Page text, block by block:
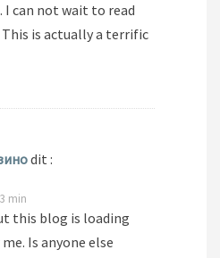
can not wait to read
is actually a terrific
dit :
min
this blog is loading
Is anyone else